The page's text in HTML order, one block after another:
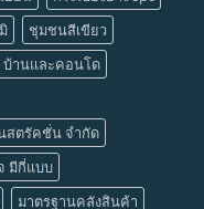
ชุมชนสีเขียว
บ้านและคอนโด
สตรัคชั่น จำกัด
มีกี่แบบ
มาตรฐานคลังสินค้า